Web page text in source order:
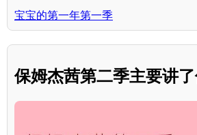
宝宝的第一年第一季
保姆杰茜第二季主要讲